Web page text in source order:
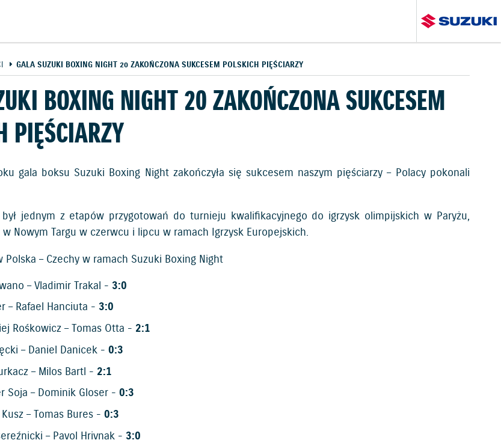
GALA SUZUKI BOXING NIGHT 20 ZAKOŃCZONA SUKCESEM POLSKICH PIĘŚCIARZY
BOXING NIGHT 20 ZAKOŃCZONA SUKCESEM
PIĘŚCIARZY
gala boksu Suzuki Boxing Night zakończyła się sukcesem naszym pięściarzy – Polacy pokonali
jednym z etapów przygotowań do turnieju kwalifikacyjnego do igrzysk olimpijskich w Paryżu,
Nowym Targu w czerwcu i lipcu w ramach Igrzysk Europejskich.
– Czechy w ramach Suzuki Boxing Night
– Vladimir Trakal - 3:0
– Rafael Hanciuta - 3:0
Rośkowicz – Tomas Otta - 2:1
– Daniel Danicek - 0:3
– Milos Bartl - 2:1
Soja – Dominik Gloser - 0:3
– Tomas Bures - 0:3
– Pavol Hrivnak - 3:0